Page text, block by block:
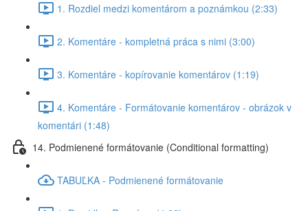
1. Rozdiel medzi komentárom a poznámkou (2:33)
2. Komentáre - kompletná práca s nimi (3:00)
3. Komentáre - kopírovanie komentárov (1:19)
4. Komentáre - Formátovanie komentárov - obrázok v
komentári (1:48)
14. Podmienené formátovanie (Conditional formatting)
TABUĽKA - Podmienené formátovanie